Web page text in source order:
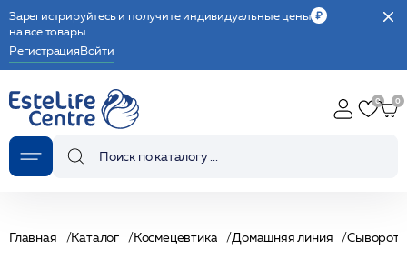
Зарегистрируйтесь и получите индивидуальные цены
на все товары
РегистрацияВойти
Главная Каталог Космецевтика Домашняя линия